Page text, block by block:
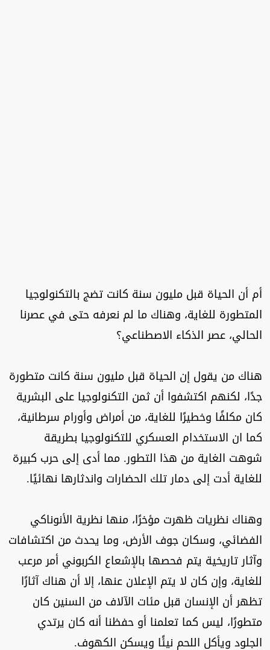
أم أن الحياة قبل مليون سنة كانت تضج بالتكنولوجيا
المتطورة للغاية، وهناك ما لم نعرفه حتى في عصرنا
الحالي، عصر الذكاء الاصطناعي؟
هناك من يقول إن الحياة قبل مليون سنة كانت متطورة
جدًا، لكنهم اكتشفوا أن ثمن التكنولوجيا على البشرية
كان مكلفًا وخطيرًا للغاية، من أمراض وأورام سرطانية،
كما ان الاستخدام العسكري للتكنولوجيا بطريقة
شوهت الغاية من هذا التطور. مما أدى إلى حرب كبيرة
للغاية أدت إلى دمار تلك الحضارات واندثارها نهائيًا.
وهناك نظريات ظهرت مؤخرًا، منها نظرية الأنوناكي
الفضائي، وسكان جوف الأرض، وما يحدث من اكتشافات
وآثار تاريخية يتم فحصها بالإشعاع الكربوني أمر مرعب
للغاية، وإن كان لا يتم الإعلان عنها، إلا أن هناك آثارًا
تظهر أن الإنسان قبل مئات الآلاف من السنين كان
متطورًا، ليس كما تعلمنا أو حفظنا أنه كان يرتدي
الجلود ويأكل اللحم نيئًا ويسكن الكهوف.